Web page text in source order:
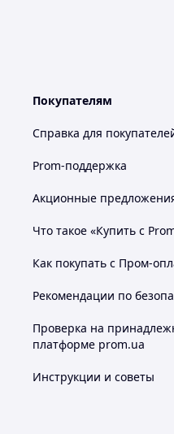
Покупателям
Справка для
Prom-поддержка
Акционные
Что такое «Купить с
Как покупать с Пром-
Рекомендации по
Проверка на
платформе prom.ua
Инструкции и советы